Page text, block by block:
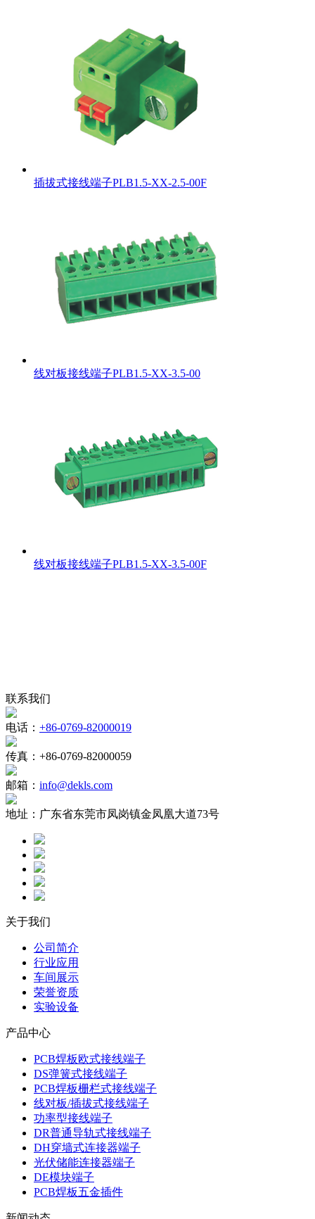
插拔式接线端子PLB1.5-XX-2.5-00F
线对板接线端子PLB1.5-XX-3.5-00
线对板接线端子PLB1.5-XX-3.5-00F
联系我们
电话： +86-0769-82000019
传真： +86-0769-82000059
邮箱： info@dekls.com
地址： 广东省东莞市凤岗镇金凤凰大道73号
关于我们
公司简介
行业应用
车间展示
荣誉资质
实验设备
产品中心
PCB焊板欧式接线端子
DS弹簧式接线端子
PCB焊板栅栏式接线端子
线对板/插拔式接线端子
功率型接线端子
DR普通导轨式接线端子
DH穿墙式连接器端子
光伏储能连接器端子
DE模块端子
PCB焊板五金插件